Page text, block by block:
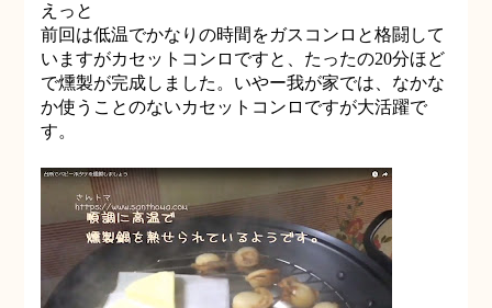
えっと
前回は低温でかなりの時間をガスコンロと格闘して
いますがカセットコンロですと、たったの20分ほど
で燻製が完成しました。いやー我が家では、なかな
か使うことのないカセットコンロですが大活躍で
す。